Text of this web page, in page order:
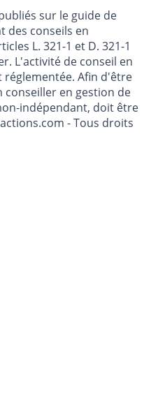
sur le guide de
des conseils en
L. 321-1 et D. 321-1
L'activité de conseil en
réglementée. Afin d'être
en gestion de
indépendant, doit être
- Tous droits